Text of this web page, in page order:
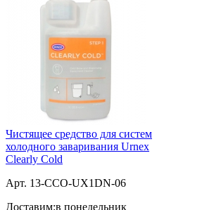
Чистящее средство для систем
холодного заваривания Urnex
Clearly Cold
Арт. 13-CCO-UX1DN-06
Доставим:в понедельник